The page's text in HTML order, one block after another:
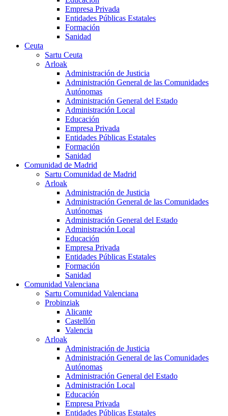
Empresa Privada
Entidades Públicas Estatales
Formación
Sanidad
Ceuta
Sartu Ceuta
Arloak
Administración de Justicia
Administración General de las Comunidades
Autónomas
Administración General del Estado
Administración Local
Educación
Empresa Privada
Entidades Públicas Estatales
Formación
Sanidad
Comunidad de Madrid
Sartu Comunidad de Madrid
Arloak
Administración de Justicia
Administración General de las Comunidades
Autónomas
Administración General del Estado
Administración Local
Educación
Empresa Privada
Entidades Públicas Estatales
Formación
Sanidad
Comunidad Valenciana
Sartu Comunidad Valenciana
Probinziak
Alicante
Castellón
Valencia
Arloak
Administración de Justicia
Administración General de las Comunidades
Autónomas
Administración General del Estado
Administración Local
Educación
Empresa Privada
Entidades Públicas Estatales